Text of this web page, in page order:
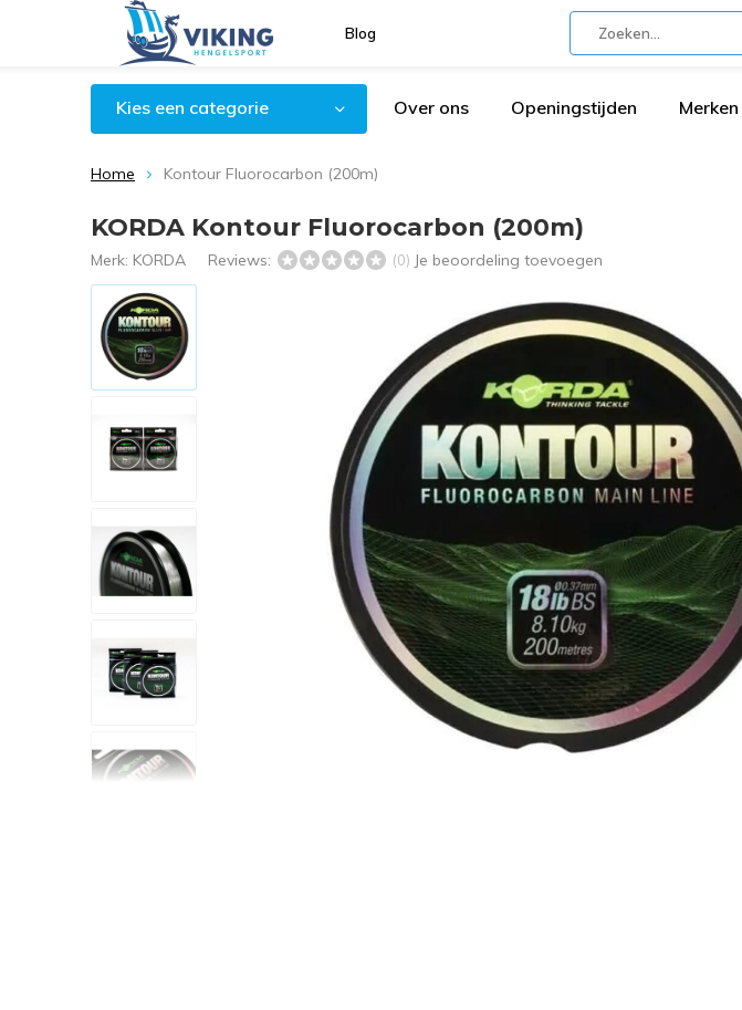
Blog
Kies een categorie Over ons Openingstijden Merken
Home Kontour Fluorocarbon (200m)
KORDA Kontour Fluorocarbon (200m)
Merk: KORDA Reviews: (0) Je beoordeling toevoegen